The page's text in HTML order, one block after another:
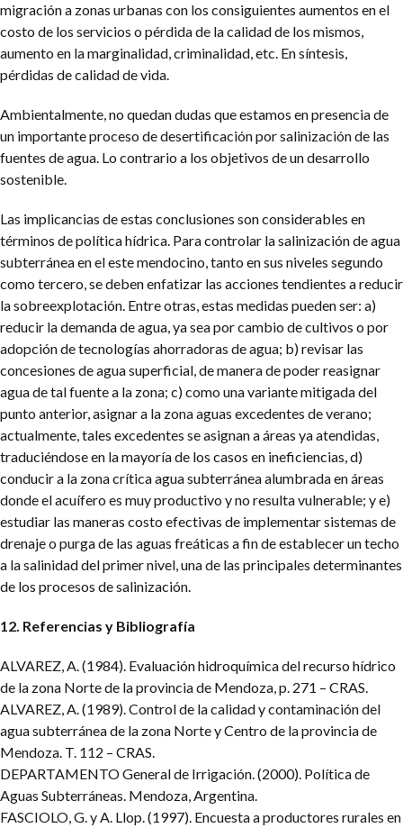
migración a zonas urbanas con los consiguientes aumentos en el
costo de los servicios o pérdida de la calidad de los mismos,
aumento en la marginalidad, criminalidad, etc. En síntesis,
pérdidas de calidad de vida.
Ambientalmente, no quedan dudas que estamos en presencia de
un importante proceso de desertificación por salinización de las
fuentes de agua. Lo contrario a los objetivos de un desarrollo
sostenible.
Las implicancias de estas conclusiones son considerables en
términos de política hídrica. Para controlar la salinización de agua
subterránea en el este mendocino, tanto en sus niveles segundo
como tercero, se deben enfatizar las acciones tendientes a reducir
la sobreexplotación. Entre otras, estas medidas pueden ser: a)
reducir la demanda de agua, ya sea por cambio de cultivos o por
adopción de tecnologías ahorradoras de agua; b) revisar las
concesiones de agua superficial, de manera de poder reasignar
agua de tal fuente a la zona; c) como una variante mitigada del
punto anterior, asignar a la zona aguas excedentes de verano;
actualmente, tales excedentes se asignan a áreas ya atendidas,
traduciéndose en la mayoría de los casos en ineficiencias, d)
conducir a la zona crítica agua subterránea alumbrada en áreas
donde el acuífero es muy productivo y no resulta vulnerable; y e)
estudiar las maneras costo efectivas de implementar sistemas de
drenaje o purga de las aguas freáticas a fin de establecer un techo
a la salinidad del primer nivel, una de las principales determinantes
de los procesos de salinización.
12. Referencias y Bibliografía
ALVAREZ, A. (1984). Evaluación hidroquímica del recurso hídrico
de la zona Norte de la provincia de Mendoza, p. 271 – CRAS.
ALVAREZ, A. (1989). Control de la calidad y contaminación del
agua subterránea de la zona Norte y Centro de la provincia de
Mendoza. T. 112 – CRAS.
DEPARTAMENTO General de Irrigación. (2000). Política de
Aguas Subterráneas. Mendoza, Argentina.
FASCIOLO, G. y A. Llop. (1997). Encuesta a productores rurales en